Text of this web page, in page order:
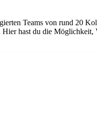
Teams von rund 20
hast du die